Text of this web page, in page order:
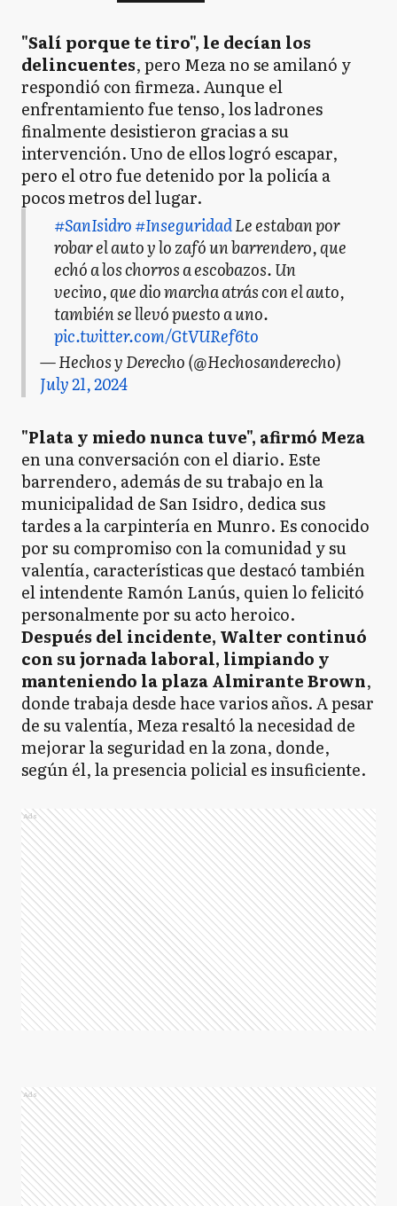
"Salí porque te tiro", le decían los
delincuentes, pero Meza no se amilanó y
respondió con firmeza. Aunque el
enfrentamiento fue tenso, los ladrones
finalmente desistieron gracias a su
intervención. Uno de ellos logró escapar,
pero el otro fue detenido por la policía a
pocos metros del lugar.
#SanIsidro#InseguridadLe estaban por
robar el auto y lo zafó un barrendero, que
echó a los chorros a escobazos. Un
vecino, que dio marcha atrás con el auto,
también se llevó puesto a uno.
pic.twitter.com/GtVURef6to
— Hechos y Derecho (@Hechosanderecho)
July 21, 2024
"Plata y miedo nunca tuve", afirmó Meza
en una conversación con el diario. Este
barrendero, además de su trabajo en la
municipalidad de San Isidro, dedica sus
tardes a la carpintería en Munro. Es conocido
por su compromiso con la comunidad y su
valentía, características que destacó también
el intendente Ramón Lanús, quien lo felicitó
personalmente por su acto heroico.
Después del incidente, Walter continuó
con su jornada laboral, limpiando y
manteniendo la plaza Almirante Brown,
donde trabaja desde hace varios años. A pesar
de su valentía, Meza resaltó la necesidad de
mejorar la seguridad en la zona, donde,
según él, la presencia policial es insuficiente.
Ads
Ads